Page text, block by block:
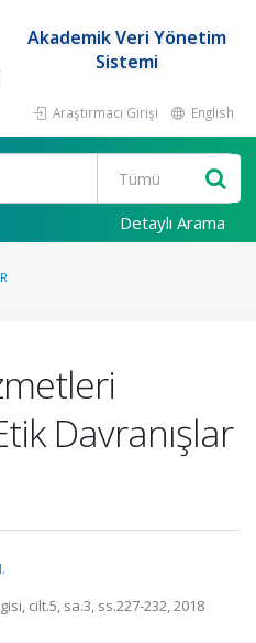
Akademik Veri Yönetim
Sistemi
Araştırmacı Girişi English
Detaylı Arama
Davranışlar
cilt.5, sa.3, ss.227-232, 2018